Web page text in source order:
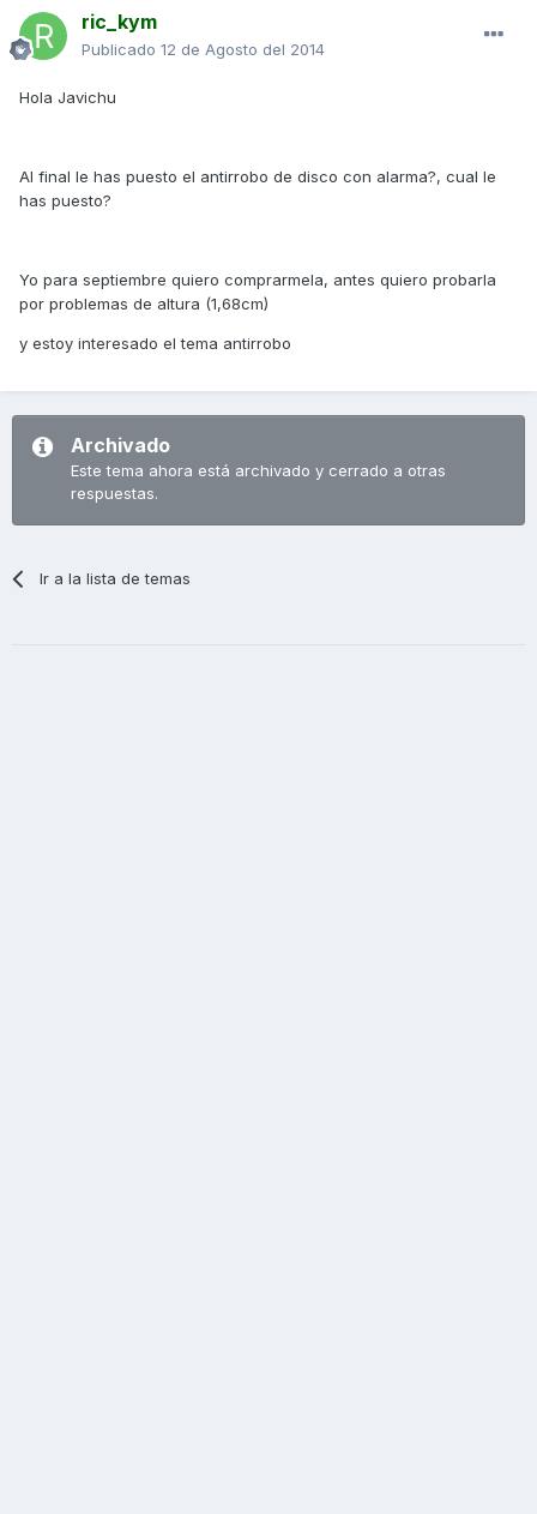
ric_kym
Publicado 12 de Agosto del 2014
Hola Javichu
Al final le has puesto el antirrobo de disco con alarma?, cual le
has puesto?
Yo para septiembre quiero comprarmela, antes quiero probarla
por problemas de altura (1,68cm)
y estoy interesado el tema antirrobo
Archivado
Este tema ahora está archivado y cerrado a otras
respuestas.
Ir a la lista de temas